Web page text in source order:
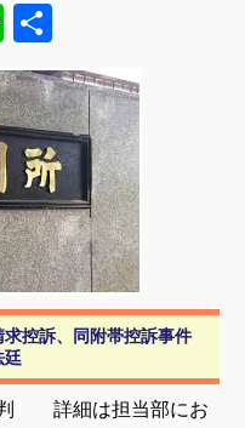
Line
有
控訴、同附帯控訴事件
判 詳細は担当部にお